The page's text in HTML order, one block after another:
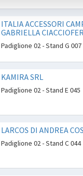
ITALIA ACCESSORI
GABRIELLA
Padiglione 02 - Stand G 007
KAMIRA SRL
Padiglione 02 - Stand E 045
LARCOS DI ANDREA
Padiglione 02 - Stand C 044